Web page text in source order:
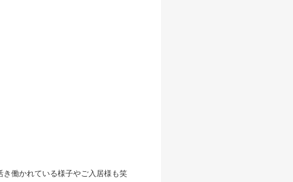
働かれている様子やご入居様も笑